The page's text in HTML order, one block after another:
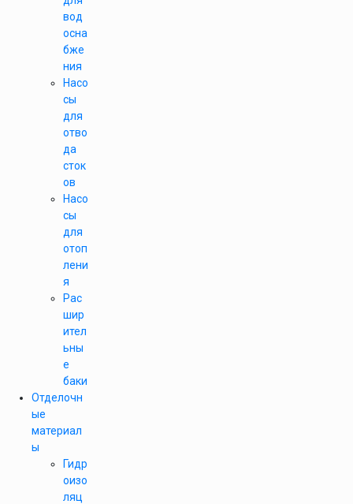
вод
осна
бже
ния
Насо
сы
для
отво
да
сток
ов
Насо
сы
для
отоп
лени
я
Рас
шир
ител
ьны
е
баки
Отделочн
ые
материал
ы
Гидр
оизо
ляц